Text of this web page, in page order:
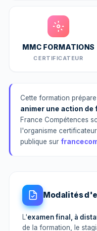
MMC FORMATIONS
CERTIFICATEUR
Cette formation
animer une action de
France Compétences
l'organisme certificateur
publique sur
Modalités
L'examen final, à
de la formation, le